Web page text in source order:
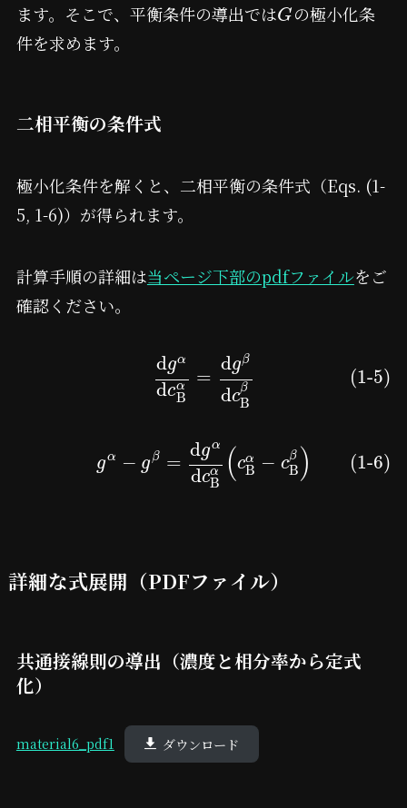
ます。そこで、平衡条件の導出ではG の極小化条
件を求めます。
二相平衡の条件式
極小化条件を解くと、二相平衡の条件式（Eqs. (1-
5, 1-6)）が得られます。
計算手順の詳細は当ページ下部のpdfファイルをご
確認ください。
dgα
dcα
B
=
dgβ
dcβ
B
(1-5)
gα − gβ =
dgα
dcα
B (cα
B − cβ
B ) (1-6)
詳細な式展開（PDFファイル）
共通接線則の導出（濃度と相分率から定式
化）
material6_pdf1 ダウンロード